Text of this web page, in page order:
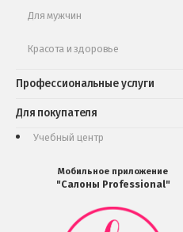
Для мужчин
Красота и здоровье
Профессиональные услуги
Для покупателя
Учебный центр
Мобильное приложение
"Салоны Professional"
Мобильное
приложение